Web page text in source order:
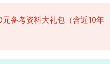
备考资料大礼包（含近10年